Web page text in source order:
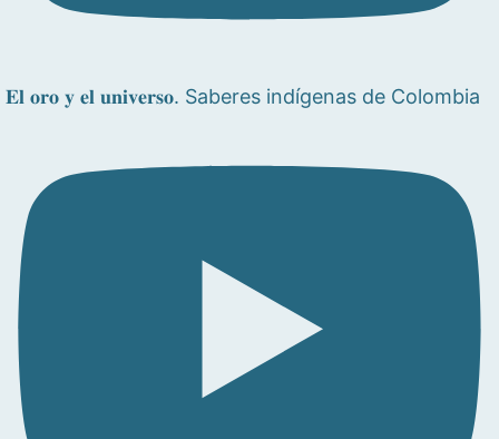
𝐄𝐥 𝐨𝐫𝐨 𝐲 𝐞𝐥 𝐮𝐧𝐢𝐯𝐞𝐫𝐬𝐨. Saberes indígenas de Colombia